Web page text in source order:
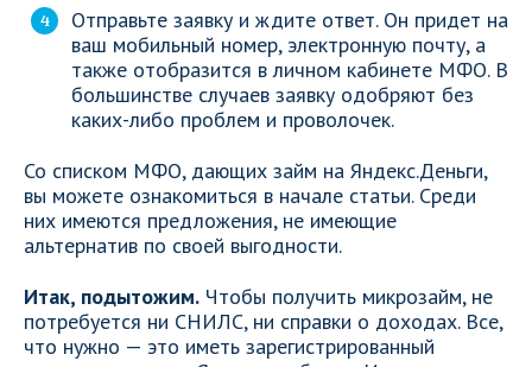
Отправьте заявку и ждите ответ. Он придет на
ваш мобильный номер, электронную почту, а
также отобразится в личном кабинете МФО. В
большинстве случаев заявку одобряют без
каких-либо проблем и проволочек.
Со списком МФО, дающих займ на Яндекс.Деньги,
вы можете ознакомиться в начале статьи. Среди
них имеются предложения, не имеющие
альтернатив по своей выгодности.
Итак, подытожим. Чтобы получить микрозайм, не
потребуется ни СНИЛС, ни справки о доходах. Все,
что нужно — это иметь зарегистрированный